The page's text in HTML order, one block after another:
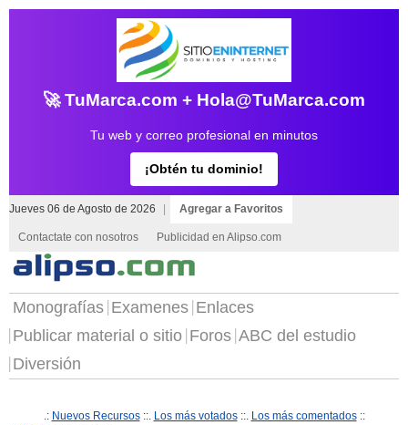
🚀 TuMarca.com + Hola@TuMarca.com
Tu web y correo profesional en minutos
¡Obtén tu dominio!
Jueves 06 de Agosto de 2026 Agregar a Favoritos
Contactate con nosotros Publicidad en Alipso.com
Monografías Examenes Enlaces
Publicar material o sitio Foros ABC del estudio
Diversión
.: Nuevos Recursos::. Los más votados::. Los más comentados::